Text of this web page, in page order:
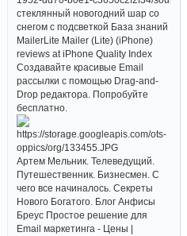
стеклянный новогодний шар со
снегом с подсветкой База знаний
MailerLite Mailer (Lite) (iPhone)
reviews at iPhone Quality Index
Создавайте красивые Email
рассылки с помощью Drag-and-
Drop редактора. Попробуйте
бесплатно.
Артем Мельник. Телеведущий.
Путешественник. Бизнесмен. С
чего все начиналось. Секреты
Нового Богатого. Блог Анфисы
Бреус Простое решение для
Email маркетинга - Цены |